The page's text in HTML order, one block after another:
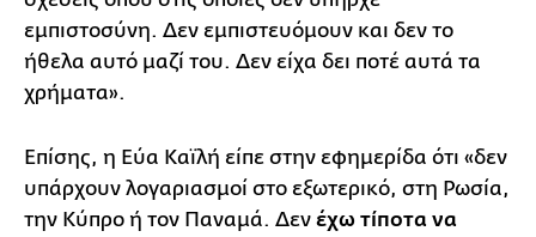
εμπιστοσύνη. Δεν εμπιστευόμουν και δεν το
ήθελα αυτό μαζί του. Δεν είχα δει ποτέ αυτά τα
χρήματα».
Επίσης, η Εύα Καϊλή είπε στην εφημερίδα ότι «δεν
υπάρχουν λογαριασμοί στο εξωτερικό, στη Ρωσία,
την Κύπρο ή τον Παναμά. Δεν έχω τίποτα να